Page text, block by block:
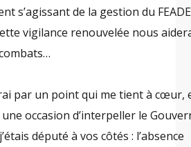
s’agissant de la gestion du
vigilance renouvelée nous
par un point qui me tient à cœur,
occasion d’interpeller le
député à vos côtés : l’absence